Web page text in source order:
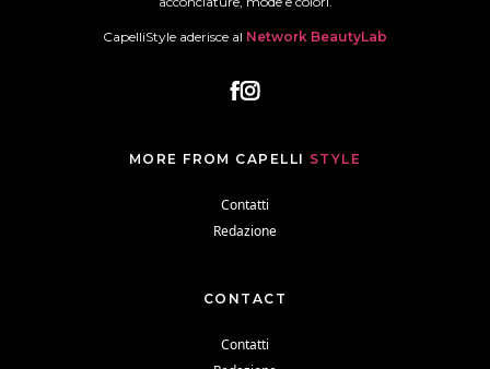
CapelliStyle aderisce al Network BeautyLab
MORE FROM CAPELLI STYLE
Contatti
Redazione
CONTACT
Contatti